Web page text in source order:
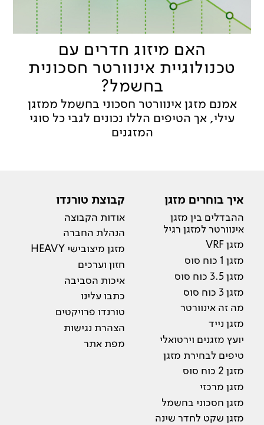
האם מיזוג חדרים עם
טכנולוגיית אינוורטר חסכונית
בחשמל?
אמנם מזגן אינוורטר חסכוני בחשמל ממזגן
עילי, אך הטיפים הללו נכונים לגבי כל סוגי
המזגנים
איך בוחרים מזגן
ההבדלים בין מזגן
אינוורטר למזגן רגיל
מזגן VRF
מזגן 1 כוח סוס
מזגן 3.5 כוח סוס
מזגן 3 כוח סוס
מה זה אינוורטר
מזגן נייד
יועץ מזגנים וירטואלי
טיפים לבחירת מזגן
מזגן 2 כוח סוס
מזגן מרכזי
מזגן חסכוני בחשמל
מזגן שקט לחדר שינה
קבוצת טורנדו
אודות הקבוצה
הנהלת החברה
מזגן מיצובישי HEAVY
חזון וערכים
איכות הסביבה
כתבו עלינו
טורנדו פרויקטים
הצהרת נגישות
מפת אתר